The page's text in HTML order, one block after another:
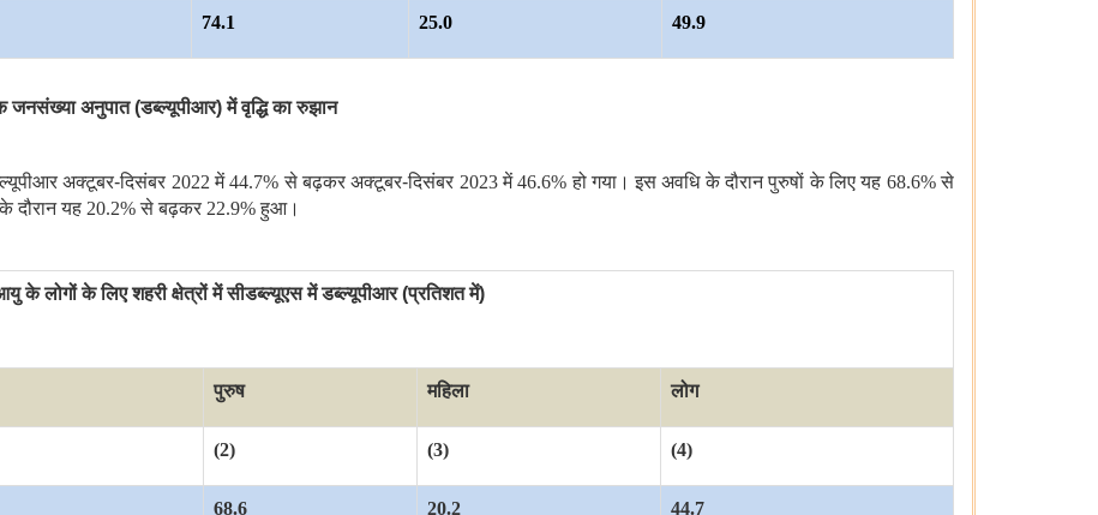
74.1 25.0 49.9
अनुपात (डब्ल्यूपीआर) में वृद्धि का रुझान
अक्टूबर-दिसंबर 2022में44.7%से बढ़कर अक्टूबर-दिसंबर 2023में46.6%हो गया। इस अवधि के दौरान पुरुषों के लिए यह 68.6%से
दौरान यह 20.2%से बढ़कर 22.9%हुआ।
लोगों के लिए शहरी क्षेत्रों में सीडब्ल्यूएस में डब्ल्यूपीआर (प्रतिशत में)
पुरुष महिला लोग
(2) (3) (4)
68.6 20.2 44.7